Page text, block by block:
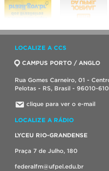
LOCALIZE A CCS
CAMPUS PORTO / ANGLO
Rua Gomes Carneiro, 01 -
Pelotas - RS, Brasil - 96010-610
clique para ver o e-mail
LOCALIZE A RÁDIO
LYCEU RIO-GRANDENSE
Praça 7 de Julho, 180
federalfm@ufpel.edu.br